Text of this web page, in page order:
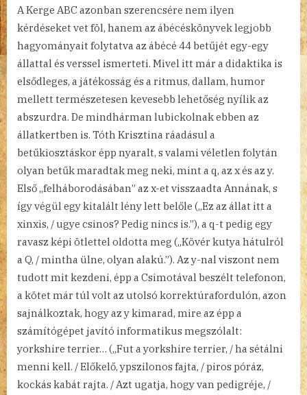
A Kerge ABC azonban szerencsére nem ilyen
kérdéseket vet föl, hanem az ábécéskönyvek legjobb
hagyományait folytatva az ábécé 44 betűjét egy-egy
állattal és verssel ismerteti. Mivel itt már a didaktika is
elsődleges, a játékosság és a ritmus, dallam, humor
mellett természetesen kevesebb lehetőség nyílik az
abszurdra. De mindhárman lubickolnak ebben az
állatkertben is. Tóth Krisztina ráadásul a
betűkiosztáskor épp nyaralt, s valami véletlen folytán
olyan betűk maradtak meg neki, mint a q, az x és az y.
Első „felháborodásában” az x-et visszaadta Annának, s
így végül egy kitalált lény lett belőle („Ez az állat itt a
xinxis, / ugye csinos? Pedig nincs is.”), a q-t pedig egy
ravasz képi ötlettel oldotta meg („Kövér kutya hátulról
a Q, / mintha ülne, olyan alakú.”). Az y-nal viszont nem
tudott mit kezdeni, épp a Csimotával beszélt telefonon,
a kötet már túl volt az utolsó korrektúrafordulón, azon
sajnálkoztak, hogy az y kimarad, mire az épp a
számítógépet javító informatikus megszólalt:
yorkshire terrier… („Fut a yorkshire terrier, / ha sétálni
menni kell. / Előkelő, ypszilonos fajta, / piros póráz,
kockás kabát rajta. / Azt ugatja, hogy van pedigréje, /